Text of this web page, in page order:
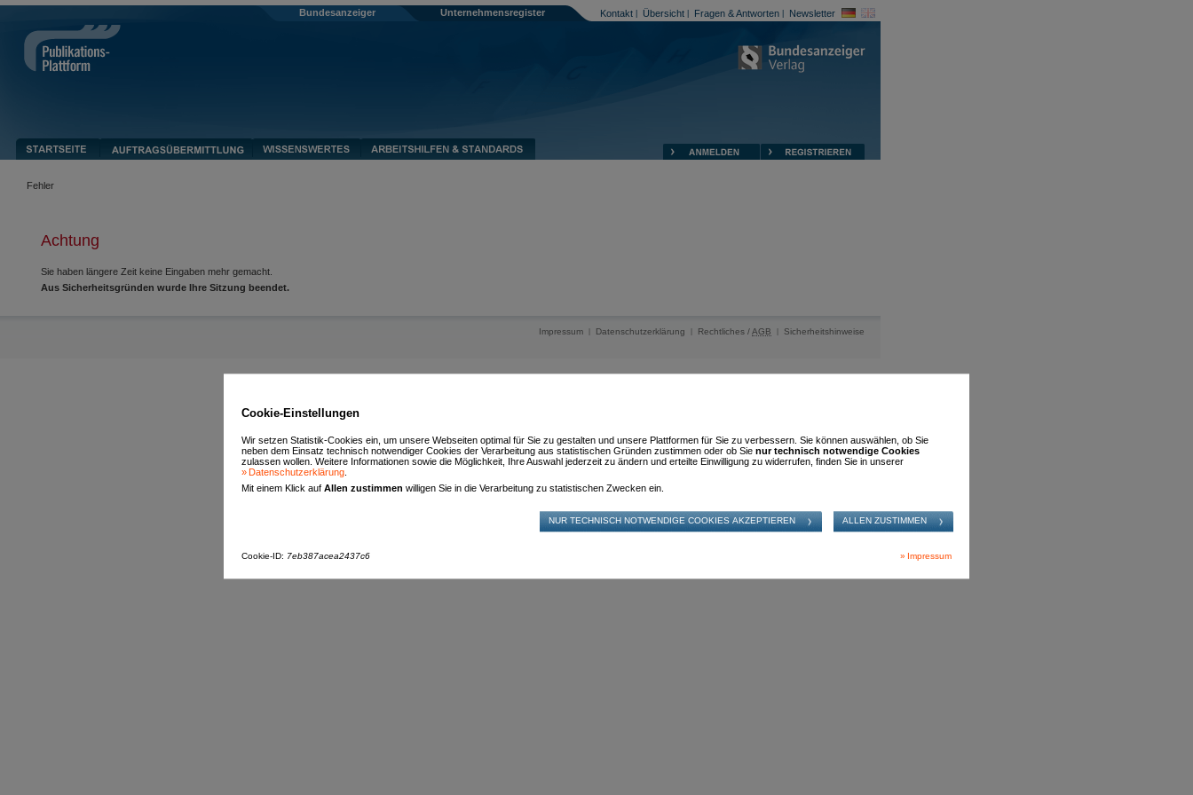
Kontakt Übersicht Fragen & Antworten Newsletter
Bundesanzeiger Unternehmensregister
Fehler
Achtung
Sie haben längere Zeit keine Eingaben mehr gemacht.
Aus Sicherheitsgründen wurde Ihre Sitzung beendet.
Impressum Datenschutzerklärung Rechtliches /AGB Sicherheitshinweise
Cookie-Einstellungen
Wir setzen Statistik-Cookies ein, um unsere Webseiten optimal für Sie zu gestalten und unsere Plattformen für Sie zu verbessern. Sie können auswählen, ob Sie
neben dem Einsatz technisch notwendiger Cookies der Verarbeitung aus statistischen Gründen zustimmen oder ob Sie nur technisch notwendige Cookies
zulassen wollen. Weitere Informationen sowie die Möglichkeit, Ihre Auswahl jederzeit zu ändern und erteilte Einwilligung zu widerrufen, finden Sie in unserer
Datenschutzerklärung
Mit einem Klick auf Allen zustimmen willigen Sie in die Verarbeitung zu statistischen Zwecken ein.
Cookie-ID: 7eb387acea2437c6 Impressum